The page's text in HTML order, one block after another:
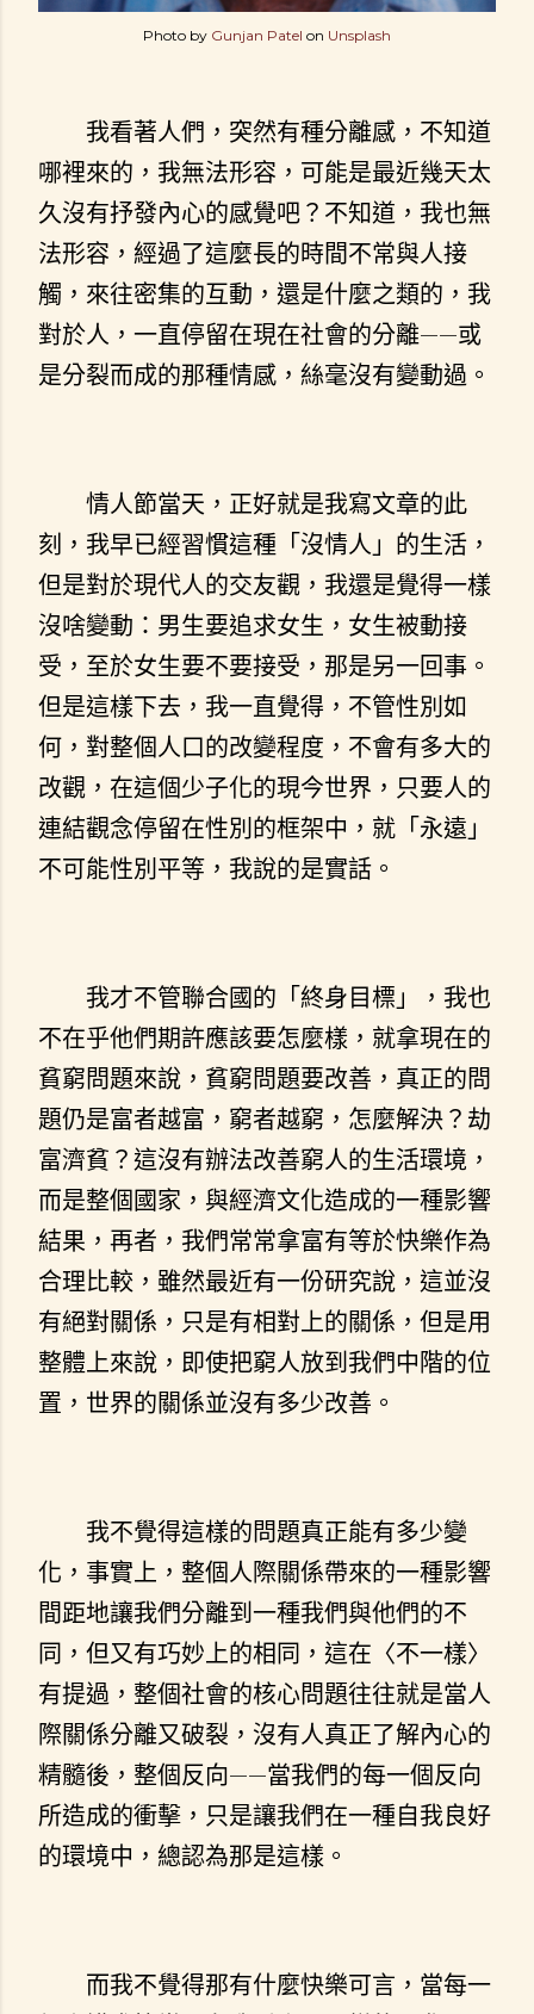
Photo by Gunjan Patel on Unsplash
我看著人們，突然有種分離感，不知道
哪裡來的，我無法形容，可能是最近幾天太
久沒有抒發內心的感覺吧？不知道，我也無
法形容，經過了這麼長的時間不常與人接
觸，來往密集的互動，還是什麼之類的，我
對於人，一直停留在現在社會的分離——或
是分裂而成的那種情感，絲毫沒有變動過。
情人節當天，正好就是我寫文章的此
刻，我早已經習慣這種「沒情人」的生活，
但是對於現代人的交友觀，我還是覺得一樣
沒啥變動：男生要追求女生，女生被動接
受，至於女生要不要接受，那是另一回事。
但是這樣下去，我一直覺得，不管性別如
何，對整個人口的改變程度，不會有多大的
改觀，在這個少子化的現今世界，只要人的
連結觀念停留在性別的框架中，就「永遠」
不可能性別平等，我說的是實話。
我才不管聯合國的「終身目標」，我也
不在乎他們期許應該要怎麼樣，就拿現在的
貧窮問題來說，貧窮問題要改善，真正的問
題仍是富者越富，窮者越窮，怎麼解決？劫
富濟貧？這沒有辦法改善窮人的生活環境，
而是整個國家，與經濟文化造成的一種影響
結果，再者，我們常常拿富有等於快樂作為
合理比較，雖然最近有一份研究說，這並沒
有絕對關係，只是有相對上的關係，但是用
整體上來說，即使把窮人放到我們中階的位
置，世界的關係並沒有多少改善。
我不覺得這樣的問題真正能有多少變
化，事實上，整個人際關係帶來的一種影響
間距地讓我們分離到一種我們與他們的不
同，但又有巧妙上的相同，這在〈不一樣〉
有提過，整個社會的核心問題往往就是當人
際關係分離又破裂，沒有人真正了解內心的
精髓後，整個反向——當我們的每一個反向
所造成的衝擊，只是讓我們在一種自我良好
的環境中，總認為那是這樣。
而我不覺得那有什麼快樂可言，當每一